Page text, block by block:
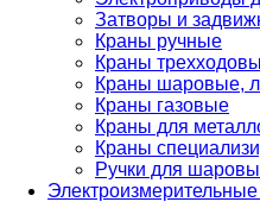
Затворы и
Краны ручные
Краны
Краны шаровые,
Краны газовые
Краны для
Краны
Ручки для